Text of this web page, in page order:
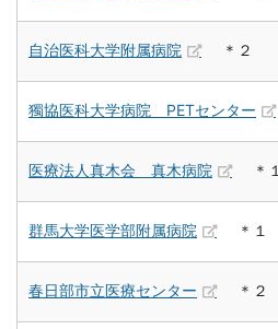
自治医科大学附属病院 ＊２
獨協医科大学病院 PETセンター
医療法人真木会 真木病院 ＊１
群馬大学医学部附属病院 ＊１
春日部市立医療センター ＊２